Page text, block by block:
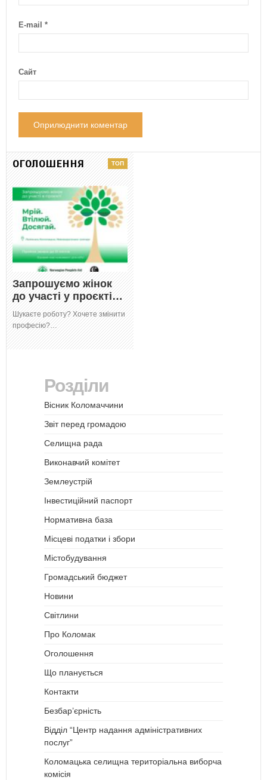
E-mail *
Сайт
ОГОЛОШЕННЯ
Запрошуємо жінок
до участі у проєкті…
Шукаєте роботу? Хочете змінити
професію?…
Розділи
Вісник Коломаччини
Звіт перед громадою
Селищна рада
Виконавчий комітет
Землеустрій
Інвестиційний паспорт
Нормативна база
Місцеві податки і збори
Містобудування
Громадський бюджет
Новини
Світлини
Про Коломак
Оголошення
Що планується
Контакти
Безбар’єрність
Відділ “Центр надання адміністративних
послуг”
Коломацька селищна територіальна виборча
комісія